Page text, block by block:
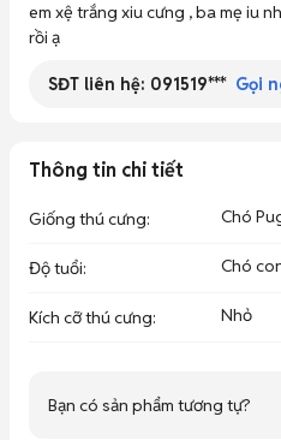
em xệ trắng xiu cưng , ba mẹ iu
rồi ạ
SĐT liên hệ: 091519*** Gọi
Thông tin chi tiết
Giống thú cưng: Chó
Độ tuổi: Chó
Kích cỡ thú cưng: Nhỏ
Bạn có sản phẩm tương tự?